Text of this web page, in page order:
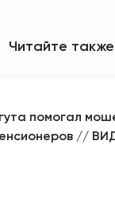
Читайте также
помогал
//